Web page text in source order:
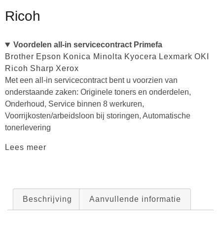
Ricoh
Voordelen all-in servicecontract Primefa
Brother Epson Konica Minolta Kyocera Lexmark OKI
Ricoh Sharp Xerox
Met een all-in servicecontract bent u voorzien van
onderstaande zaken: Originele toners en onderdelen,
Onderhoud, Service binnen 8 werkuren,
Voorrijkosten/arbeidsloon bij storingen, Automatische
tonerlevering
Lees meer
Beschrijving Aanvullende informatie